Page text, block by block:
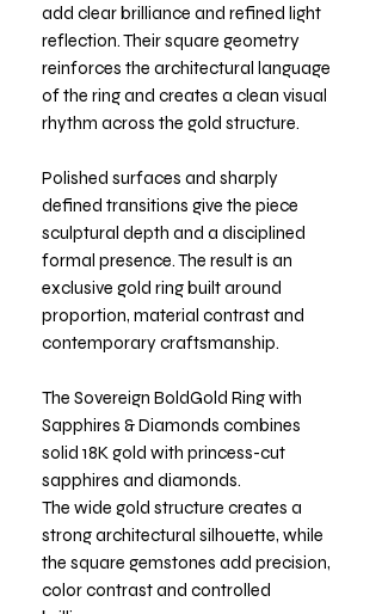
add clear brilliance and refined light
reflection. Their square geometry
reinforces the architectural language
of the ring and creates a clean visual
rhythm across the gold structure.
Polished surfaces and sharply
defined transitions give the piece
sculptural depth and a disciplined
formal presence. The result is an
exclusive gold ring built around
proportion, material contrast and
contemporary craftsmanship.
The Sovereign BoldGold Ring with
Sapphires & Diamonds combines
solid 18K gold with princess-cut
sapphires and diamonds.
The wide gold structure creates a
strong architectural silhouette, while
the square gemstones add precision,
color contrast and controlled